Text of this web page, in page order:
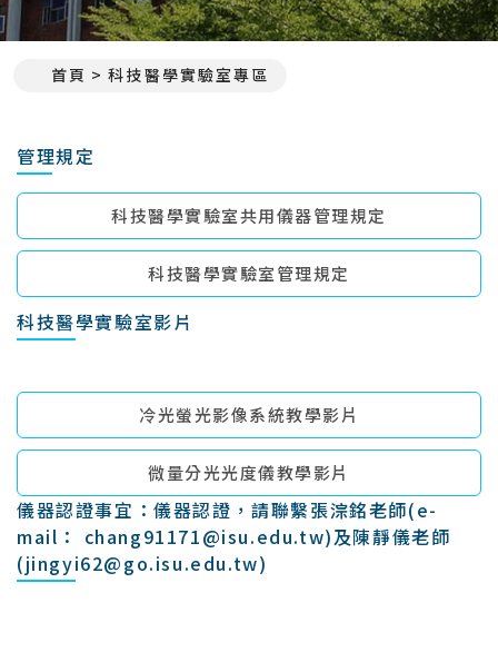
首頁 科技醫學實驗室專區
管理規定
科技醫學實驗室共用儀器管理規定
科技醫學實驗室管理規定
科技醫學實驗室影片
冷光螢光影像系統教學影片
微量分光光度儀教學影片
儀器認證事宜：儀器認證，請聯繫張淙銘老師(e-
mail： chang91171@isu.edu.tw)及陳靜儀老師
(jingyi62@go.isu.edu.tw)